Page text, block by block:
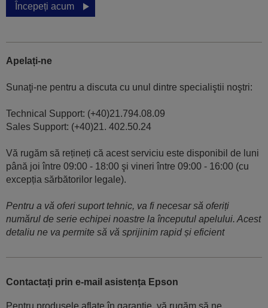
Începeți acum
Apelați-ne
Sunaţi-ne pentru a discuta cu unul dintre specialiştii noştri:
Technical Support: (+40)21.794.08.09
Sales Support: (+40)21. 402.50.24
Vă rugăm să rețineți că acest serviciu este disponibil de luni
până joi între 09:00 - 18:00 şi vineri între 09:00 - 16:00 (cu
excepția sărbătorilor legale).
Pentru a vă oferi suport tehnic, va fi necesar să oferiți
numărul de serie echipei noastre la începutul apelului. Acest
detaliu ne va permite să vă sprijinim rapid și eficient
Contactați prin e-mail asistența Epson